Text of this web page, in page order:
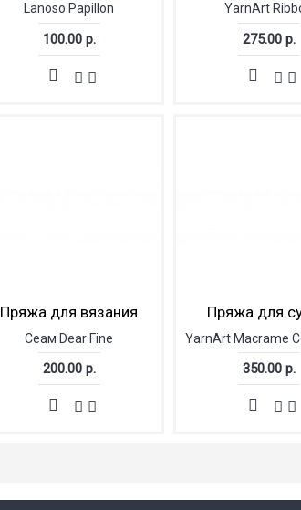
Lanoso Papillon
100.00 р.
YarnArt
275.00 р.
Пряжа для вязания
Сеам Dear Fine
200.00 р.
Пряжа для
YarnArt Macrame
350.00 р.